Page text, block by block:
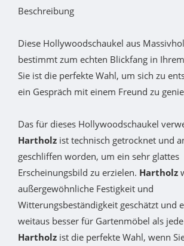
Beschreibung
Diese Hollywoodschaukel aus
bestimmt zum echten Blickfang in
Sie ist die perfekte Wahl, um sich zu
ein Gespräch mit einem Freund zu
Das für dieses Hollywoodschaukel
Hartholz ist technisch getrocknet und
geschliffen worden, um ein sehr glattes
Erscheinungsbild zu erzielen. Hartholz
außergewöhnliche Festigkeit und
Witterungsbeständigkeit geschätzt und
weitaus besser für Gartenmöbel als
Hartholz ist die perfekte Wahl, wenn